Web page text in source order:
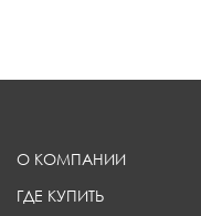
О КОМПАНИИ
ГДЕ КУПИТЬ